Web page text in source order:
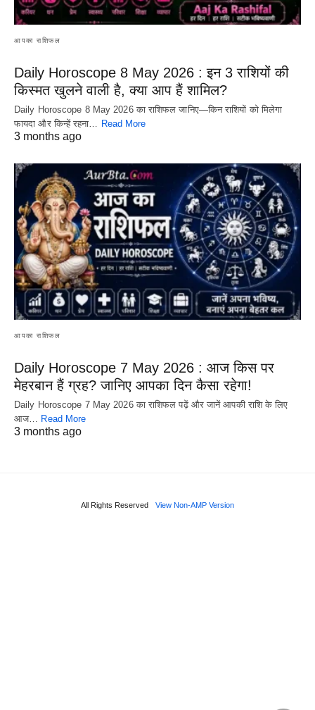
आपका राशिफल
Daily Horoscope 8 May 2026 : इन 3 राशियों की
किस्मत खुलने वाली है, क्या आप हैं शामिल?
Daily Horoscope 8 May 2026 का राशिफल जानिए—किन राशियों को मिलेगा
फायदा और किन्हें रहना…
Read More
3 months ago
आपका राशिफल
Daily Horoscope 7 May 2026 : आज किस पर
मेहरबान हैं ग्रह? जानिए आपका दिन कैसा रहेगा!
Daily Horoscope 7 May 2026 का राशिफल पढ़ें और जानें आपकी राशि के लिए
आज… Read More
3 months ago
All Rights Reserved View Non-AMP Version